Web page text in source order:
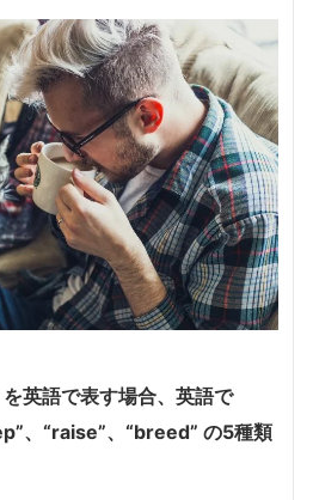
を英語で表す場合、英語で
、“raise”、“breed” の5種類